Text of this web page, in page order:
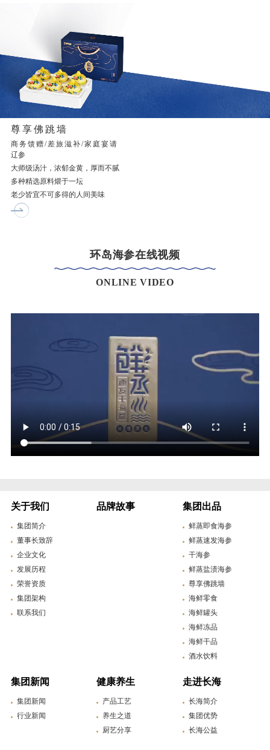
尊享佛跳墙
商务馈赠/差旅滋补/家庭宴请
辽参
大师级汤汁，浓郁金黄，厚而不腻
多种精选原料煨于一坛
老少皆宜不可多得的人间美味
环岛海参在线视频
ONLINE VIDEO
关于我们
集团简介
董事长致辞
企业文化
发展历程
荣誉资质
集团架构
联系我们
品牌故事 集团出品
鲜蒸即食海参
鲜蒸速发海参
干海参
鲜蒸盐渍海参
尊享佛跳墙
海鲜零食
海鲜罐头
海鲜冻品
海鲜干品
酒水饮料
集团新闻
集团新闻
行业新闻
健康养生
产品工艺
养生之道
厨艺分享
走进长海
长海简介
集团优势
长海公益